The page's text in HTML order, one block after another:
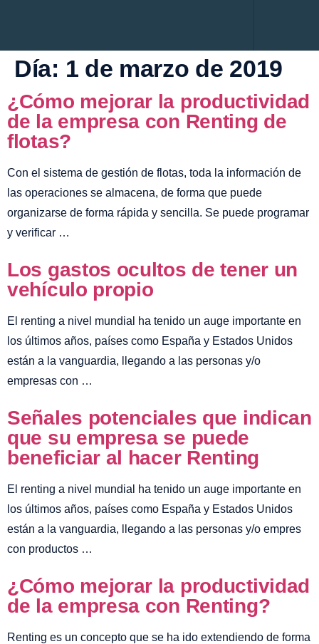
Día: 1 de marzo de 2019
¿Cómo mejorar la productividad
de la empresa con Renting de
flotas?
Con el sistema de gestión de flotas, toda la información de
las operaciones se almacena, de forma que puede
organizarse de forma rápida y sencilla. Se puede programar
y verificar …
Los gastos ocultos de tener un
vehículo propio
El renting a nivel mundial ha tenido un auge importante en
los últimos años, países como España y Estados Unidos
están a la vanguardia, llegando a las personas y/o
empresas con …
Señales potenciales que indican
que su empresa se puede
beneficiar al hacer Renting
El renting a nivel mundial ha tenido un auge importante en
los últimos años, países como España y Estados Unidos
están a la vanguardia, llegando a las personas y/o empres
con productos …
¿Cómo mejorar la productividad
de la empresa con Renting?
Renting es un concepto que se ha ido extendiendo de forma